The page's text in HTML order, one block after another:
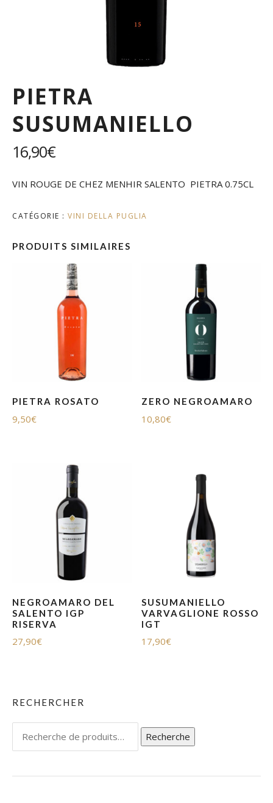
PIETRA
SUSUMANIELLO
16,90€
VIN ROUGE DE CHEZ MENHIR SALENTO PIETRA 0.75CL
CATÉGORIE : VINI DELLA PUGLIA
PRODUITS SIMILAIRES
PIETRA ROSATO
9,50€
ZERO NEGROAMARO
10,80€
NEGROAMARO DEL
SALENTO IGP
RISERVA
27,90€
SUSUMANIELLO
VARVAGLIONE ROSSO
IGT
17,90€
RECHERCHER
Recherche